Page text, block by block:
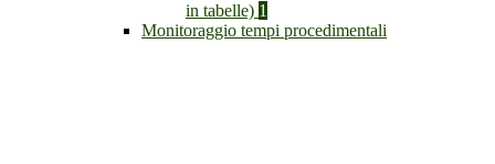
in tabelle) 1
Monitoraggio tempi procedimentali